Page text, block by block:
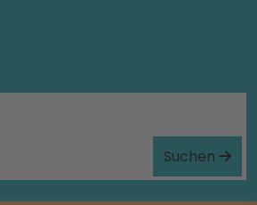
Suchen